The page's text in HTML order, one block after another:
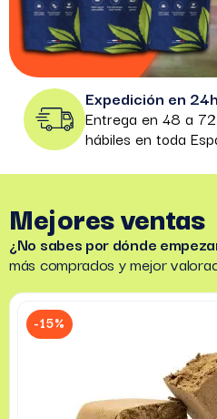
Expedición en
Entrega en 48 a
hábiles en toda
Mejores ventas
¿No sabes por dónde
más comprados y mejor
-15%